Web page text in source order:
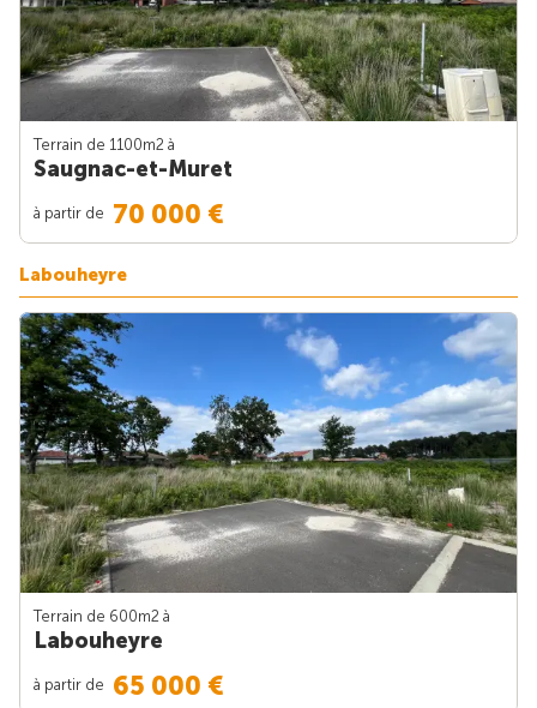
Terrain de 1100m2 à
Saugnac-et-Muret
à partir de 70 000 €
Labouheyre
Terrain de 600m2 à
Labouheyre
à partir de 65 000 €